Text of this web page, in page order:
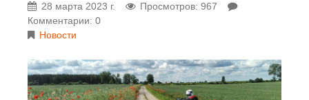
28 марта 2023 г.
Просмотров: 967
Комментарии: 0
Новости